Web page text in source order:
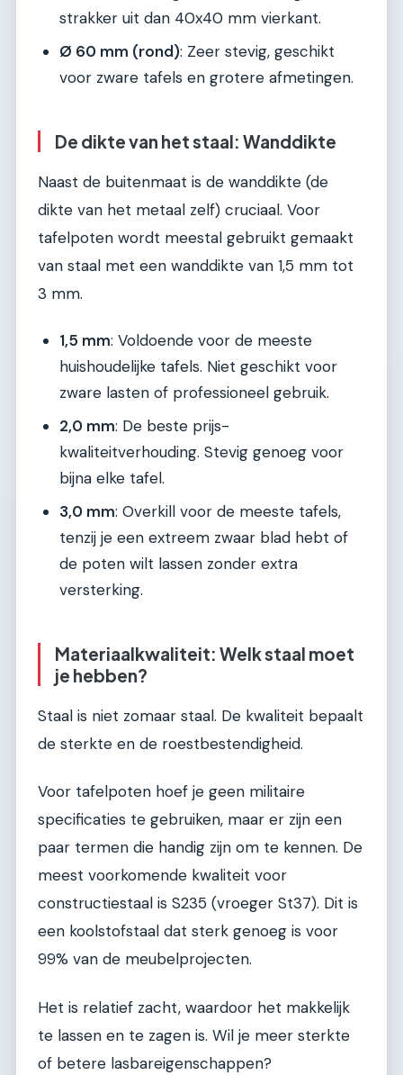
strakker uit dan 40x40 mm vierkant.
Ø 60 mm (rond): Zeer stevig, geschikt
voor zware tafels en grotere afmetingen.
De dikte van het staal: Wanddikte
Naast de buitenmaat is de wanddikte (de
dikte van het metaal zelf) cruciaal. Voor
tafelpoten wordt meestal gebruikt gemaakt
van staal met een wanddikte van 1,5 mm tot
3 mm.
1,5 mm: Voldoende voor de meeste
huishoudelijke tafels. Niet geschikt voor
zware lasten of professioneel gebruik.
2,0 mm: De beste prijs-
kwaliteitverhouding. Stevig genoeg voor
bijna elke tafel.
3,0 mm: Overkill voor de meeste tafels,
tenzij je een extreem zwaar blad hebt of
de poten wilt lassen zonder extra
versterking.
Materiaalkwaliteit: Welk staal moet
je hebben?
Staal is niet zomaar staal. De kwaliteit bepaalt
de sterkte en de roestbestendigheid.
Voor tafelpoten hoef je geen militaire
specificaties te gebruiken, maar er zijn een
paar termen die handig zijn om te kennen. De
meest voorkomende kwaliteit voor
constructiestaal is S235 (vroeger St37). Dit is
een koolstofstaal dat sterk genoeg is voor
99% van de meubelprojecten.
Het is relatief zacht, waardoor het makkelijk
te lassen en te zagen is. Wil je meer sterkte
of betere lasbareigenschappen?